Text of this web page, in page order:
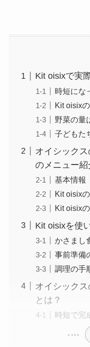
Kit oisixで実
時短にな
Kit oisix
野菜の量
子どもた
オイシックス
のメニュー紹
基本情報
Kit oisix
Kit oisix
Kit oisixを使
かさまし
事前準備
調理の手
オイシックス
とは？
時短で完